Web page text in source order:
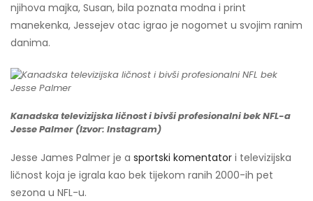
njihova majka, Susan, bila poznata modna i print
manekenka, Jessejev otac igrao je nogomet u svojim ranim
danima.
Kanadska televizijska ličnost i bivši profesionalni bek NFL-a
Jesse Palmer (Izvor: Instagram)
Jesse James Palmer je a sportski komentator i televizijska
ličnost koja je igrala kao bek tijekom ranih 2000-ih pet
sezona u NFL-u.